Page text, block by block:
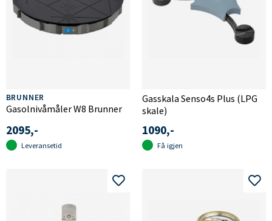
BRUNNER
Gasolnivåmåler W8 Brunner
2095,-
Leveransetid
Gasskala Senso4s Plus (LPG
skale)
1090,-
Få igjen